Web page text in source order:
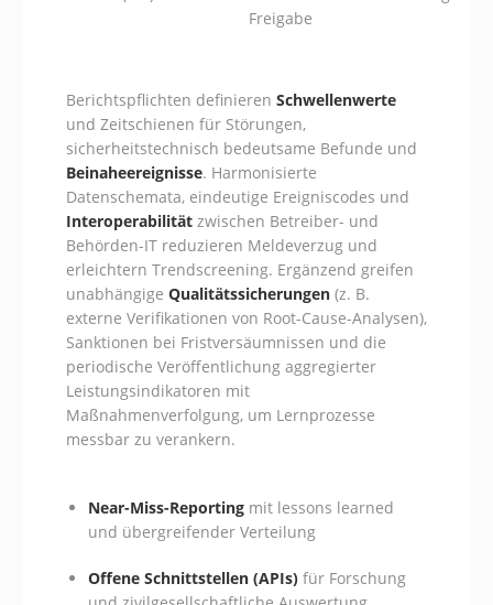
Freigabe
Berichtspflichten definieren Schwellenwerte
und Zeitschienen für Störungen,
sicherheitstechnisch bedeutsame Befunde und
Beinaheereignisse. Harmonisierte
Datenschemata, eindeutige Ereigniscodes und
Interoperabilität zwischen Betreiber- und
Behörden-IT reduzieren Meldeverzug und
erleichtern Trendscreening. Ergänzend greifen
unabhängige Qualitätssicherungen (z. B.
externe Verifikationen von Root-Cause-Analysen),
Sanktionen bei Fristversäumnissen und die
periodische Veröffentlichung aggregierter
Leistungsindikatoren mit
Maßnahmenverfolgung, um Lernprozesse
messbar zu verankern.
Near-Miss-Reporting mit lessons learned
und übergreifender Verteilung
Offene Schnittstellen (APIs) für Forschung